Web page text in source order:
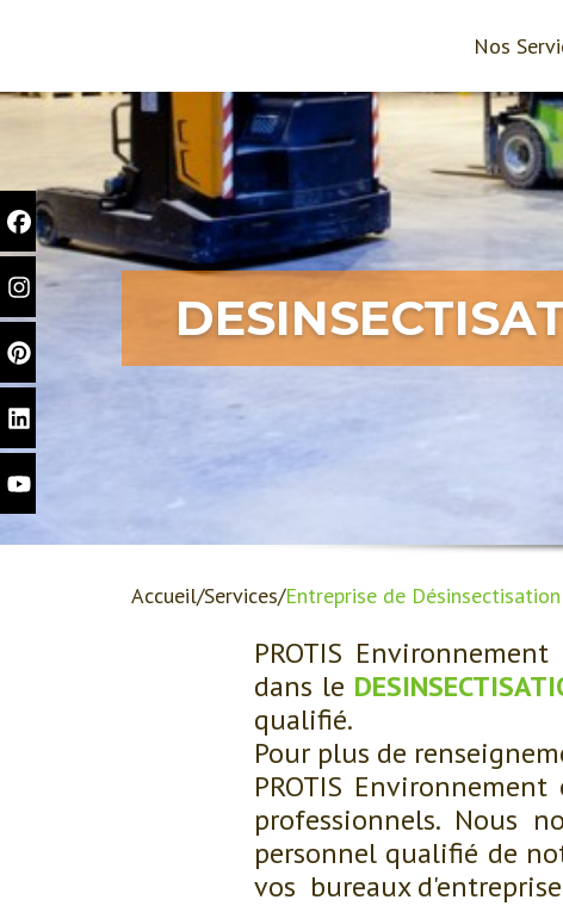
Nos
Accueil Services Entreprise de
PROTIS
dans le
qualifié.
Pour plus de
PROTIS
professionnels. Nous
personnel qualifié de
vos bureaux